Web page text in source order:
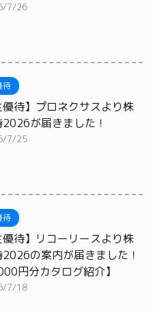
7/26
待
優待】プロネクサスより株
が届きました！
7/25
待
優待】リコーリースより株
の案内が届きました！
円分カタログ紹介】
7/18